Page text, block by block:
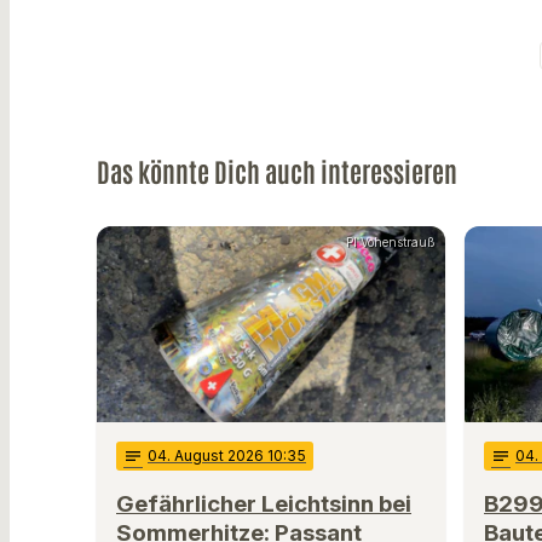
Das könnte Dich auch interessieren
PI Vohenstrauß
notes 04. August 2026 10:35
Gefährlicher Leichtsinn bei
Sommerhitze: Passant
notes 04